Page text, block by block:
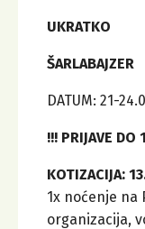
UKRATKO
ŠARLABAJZER
DATUM: 21-
!!! PRIJAVE
KOTIZACIJA:
1x noćenje na
organizacija,